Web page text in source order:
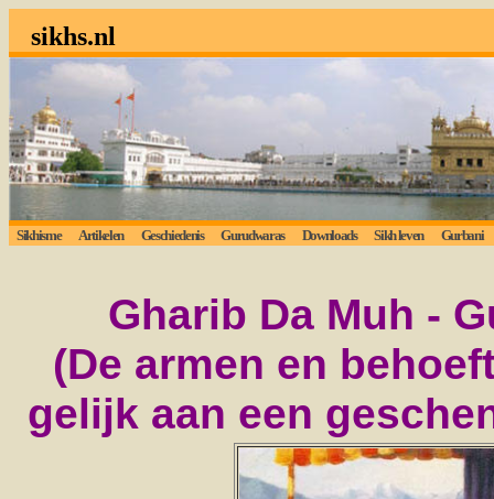
sikhs.nl
Sikhisme Artikelen Geschiedenis Gurudwaras Downloads Sikh leven Gurbani
Gharib Da Muh -
(De armen en
gelijk aan een